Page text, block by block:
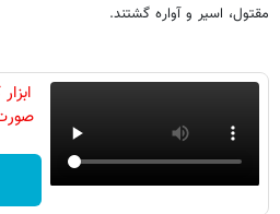
مقتول، اسیر و آواره گشتند.